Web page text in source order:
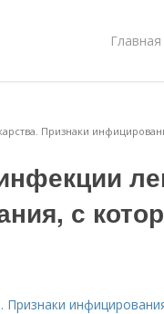
Главная
Признаки
с
Признаки